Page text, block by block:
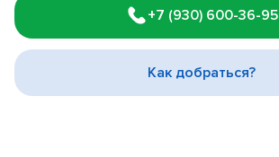
1
of
3
+7 (930) 600-36-95
Как добраться?